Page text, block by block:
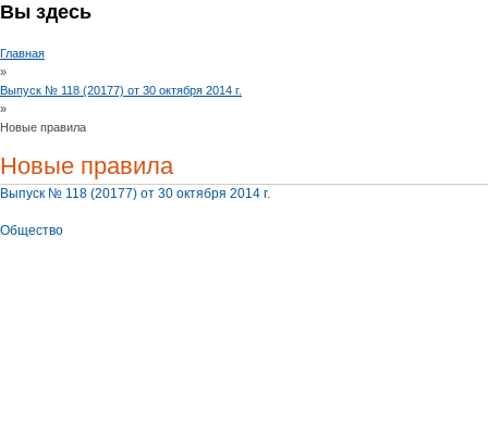
Вы здесь
Главная
»
Выпуск № 118 (20177) от 30 октября 2014 г.
»
Новые правила
Новые правила
Выпуск № 118 (20177) от 30 октября 2014 г.
Общество